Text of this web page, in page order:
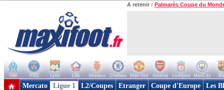
A retenir : Palmarès Coupe du
OM PSG Lyon Lille Monaco Chelsea Man Utd Arsenal Liverpool ManCity
+ de clubs
Mercato Ligue 1 L2/Coupes Etranger Coupe d'Europe Les